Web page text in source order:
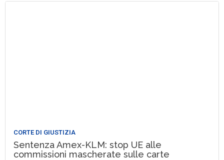
CORTE DI GIUSTIZIA
Sentenza Amex-KLM: stop UE alle
commissioni mascherate sulle carte